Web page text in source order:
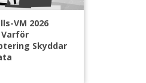
VM 2026
Skyddar